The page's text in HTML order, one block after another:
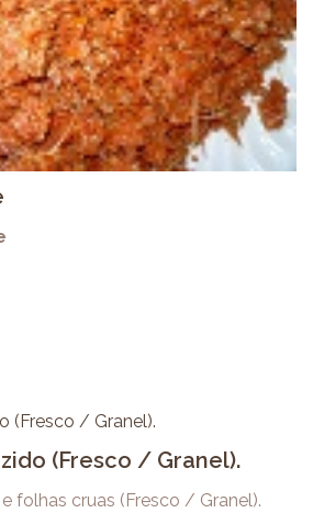
(Fresco / Granel).
folhas cruas (Fresco / Granel).